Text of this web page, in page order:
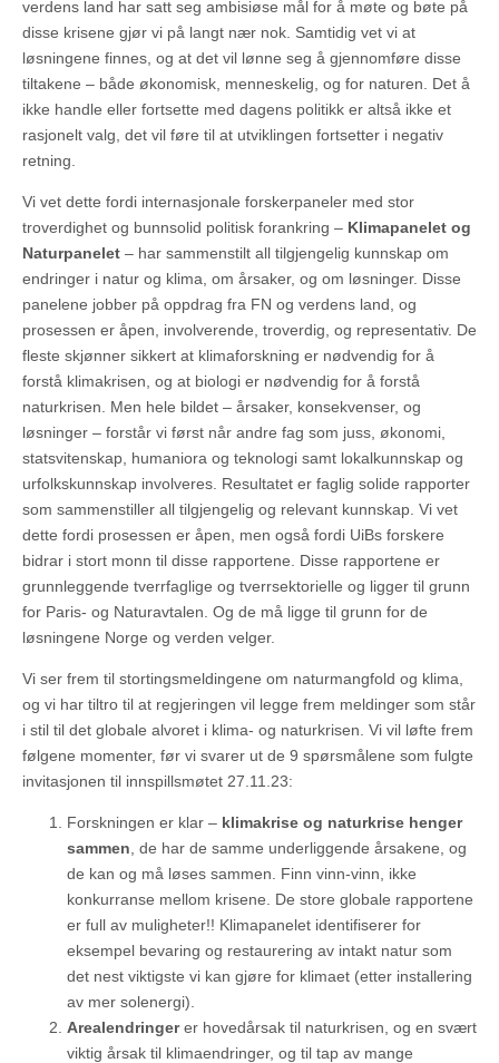
verdens land har satt seg ambisiøse mål for å møte og bøte på
disse krisene gjør vi på langt nær nok. Samtidig vet vi at
løsningene finnes, og at det vil lønne seg å gjennomføre disse
tiltakene – både økonomisk, menneskelig, og for naturen. Det å
ikke handle eller fortsette med dagens politikk er altså ikke et
rasjonelt valg, det vil føre til at utviklingen fortsetter i negativ
retning.
Vi vet dette fordi internasjonale forskerpaneler med stor
troverdighet og bunnsolid politisk forankring – Klimapanelet og
Naturpanelet – har sammenstilt all tilgjengelig kunnskap om
endringer i natur og klima, om årsaker, og om løsninger. Disse
panelene jobber på oppdrag fra FN og verdens land, og
prosessen er åpen, involverende, troverdig, og representativ. De
fleste skjønner sikkert at klimaforskning er nødvendig for å
forstå klimakrisen, og at biologi er nødvendig for å forstå
naturkrisen. Men hele bildet – årsaker, konsekvenser, og
løsninger – forstår vi først når andre fag som juss, økonomi,
statsvitenskap, humaniora og teknologi samt lokalkunnskap og
urfolkskunnskap involveres. Resultatet er faglig solide rapporter
som sammenstiller all tilgjengelig og relevant kunnskap. Vi vet
dette fordi prosessen er åpen, men også fordi UiBs forskere
bidrar i stort monn til disse rapportene. Disse rapportene er
grunnleggende tverrfaglige og tverrsektorielle og ligger til grunn
for Paris- og Naturavtalen. Og de må ligge til grunn for de
løsningene Norge og verden velger.
Vi ser frem til stortingsmeldingene om naturmangfold og klima,
og vi har tiltro til at regjeringen vil legge frem meldinger som står
i stil til det globale alvoret i klima- og naturkrisen. Vi vil løfte frem
følgene momenter, før vi svarer ut de 9 spørsmålene som fulgte
invitasjonen til innspillsmøtet 27.11.23:
Forskningen er klar – klimakrise og naturkrise henger
sammen , de har de samme underliggende årsakene, og
de kan og må løses sammen. Finn vinn-vinn, ikke
konkurranse mellom krisene. De store globale rapportene
er full av muligheter!! Klimapanelet identifiserer for
eksempel bevaring og restaurering av intakt natur som
det nest viktigste vi kan gjøre for klimaet (etter installering
av mer solenergi).
Arealendringerer hovedårsak til naturkrisen, og en svært
viktig årsak til klimaendringer, og til tap av mange